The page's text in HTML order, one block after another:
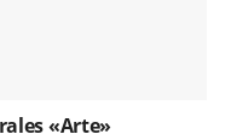
«Arte»